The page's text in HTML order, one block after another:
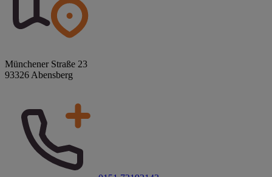
Münchener Straße 23
93326 Abensberg